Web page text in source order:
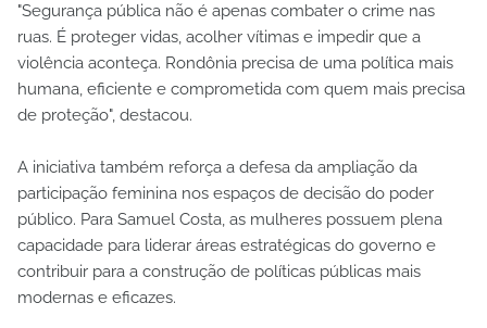
"Segurança pública não é apenas combater o crime nas
ruas. É proteger vidas, acolher vítimas e impedir que a
violência aconteça. Rondônia precisa de uma política mais
humana, eficiente e comprometida com quem mais precisa
de proteção", destacou.
A iniciativa também reforça a defesa da ampliação da
participação feminina nos espaços de decisão do poder
público. Para Samuel Costa, as mulheres possuem plena
capacidade para liderar áreas estratégicas do governo e
contribuir para a construção de políticas públicas mais
modernas e eficazes.